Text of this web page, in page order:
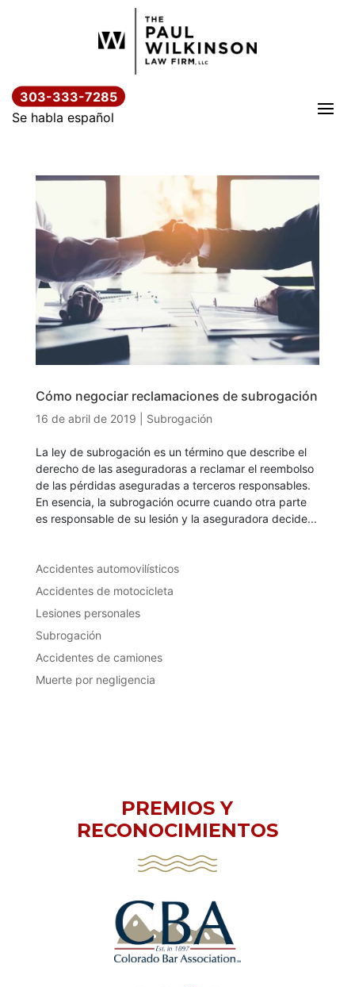
303-333-7285
Se habla español
Cómo negociar reclamaciones de subrogación
16 de abril de 2019 Subrogación
La ley de subrogación es un término que describe el
derecho de las aseguradoras a reclamar el reembolso
de las pérdidas aseguradas a terceros responsables.
En esencia, la subrogación ocurre cuando otra parte
es responsable de su lesión y la aseguradora decide...
Accidentes automovilísticos
Accidentes de motocicleta
Lesiones personales
Subrogación
Accidentes de camiones
Muerte por negligencia
PREMIOS Y
RECONOCIMIENTOS